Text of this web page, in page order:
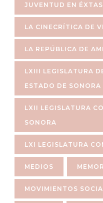
JUVENTUD EN
LA CINECRÍTICA DE
LA REPÚBLICA DE
LXIII LEGISLATURA
ESTADO DE SONORA
LXII LEGISLATURA
SONORA
LXI LEGISLATURA
MEDIOS
MOVIMIENTOS